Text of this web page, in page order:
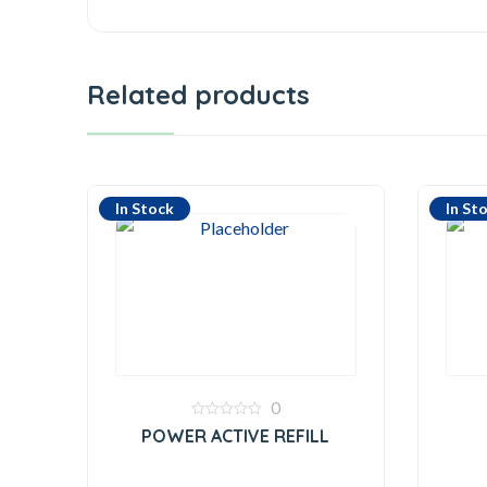
Related products
In Stock
0
out
0
POWER ACTIVE REFILL
In